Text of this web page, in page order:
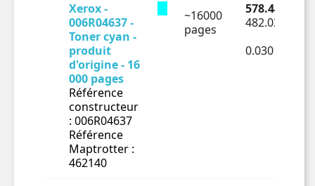
Xerox -
006R04637 -
Toner cyan -
produit
d'origine - 16
000 pages
Référence
constructeur
: 006R04637
Référence
Maptrotter :
462140
~16000
pages
578.44 € TTC
482.03 € HT
0.03013€